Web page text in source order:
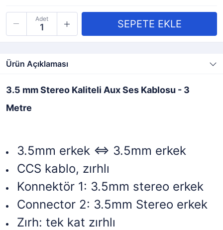
Adet
Ürün Açıklaması
3.5 mm Stereo Kaliteli Aux Ses Kablosu - 3
Metre
3.5mm erkek <=> 3.5mm erkek
CCS kablo, zırhlı
Konnektör 1: 3.5mm stereo erkek
Connector 2: 3.5mm Stereo erkek
Zırh: tek kat zırhlı